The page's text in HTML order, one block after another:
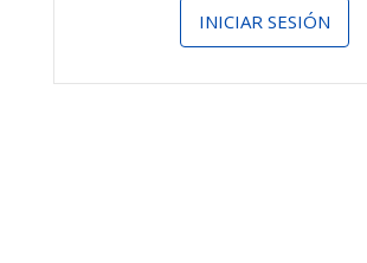
INICIAR SESIÓN